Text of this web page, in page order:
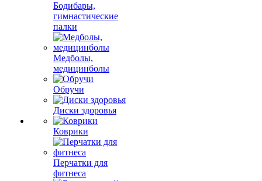
Бодибары,
гимнастические
палки
Медболы,
медицинболы
Обручи
Диски здоровья
Коврики
Перчатки для
фитнеса